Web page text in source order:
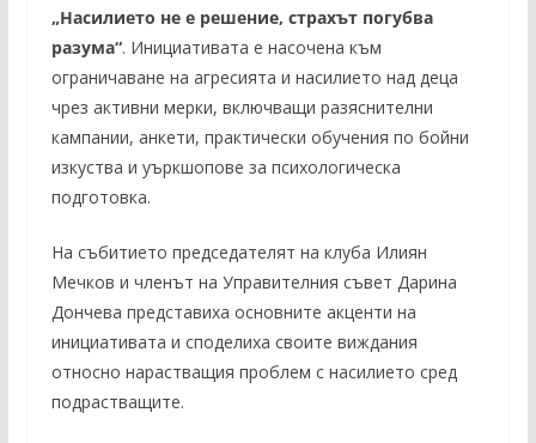
„Насилието не е решение, страхът погубва
разума“. Инициативата е насочена към
ограничаване на агресията и насилието над деца
чрез активни мерки, включващи разяснителни
кампании, анкети, практически обучения по бойни
изкуства и уъркшопове за психологическа
подготовка.
На събитието председателят на клуба Илиян
Мечков и членът на Управителния съвет Дарина
Дончева представиха основните акценти на
инициативата и споделиха своите виждания
относно нарастващия проблем с насилието сред
подрастващите.